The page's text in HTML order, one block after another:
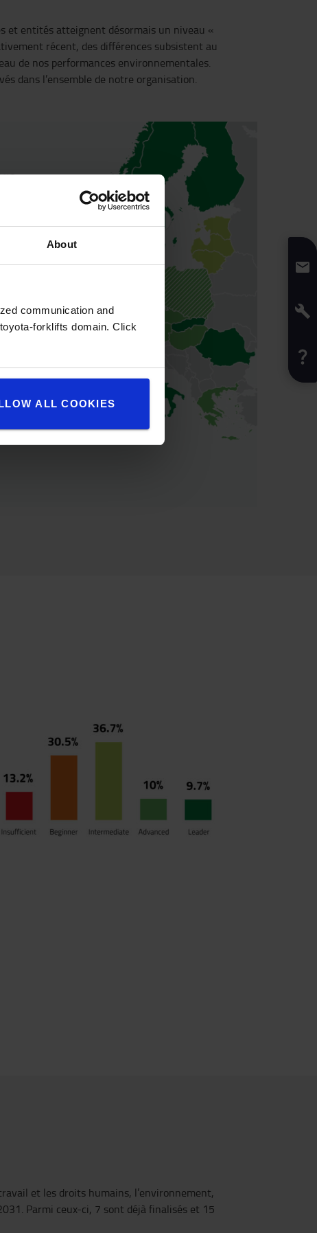
About
communication and
forklifts domain. Click
ALL COOKIES
et entités atteignent désormais un niveau «
récent, des différences subsistent au
de nos performances environnementales.
dans l’ensemble de notre organisation.
et les droits humains, l’environnement,
Parmi ceux-ci, 7 sont déjà finalisés et 15